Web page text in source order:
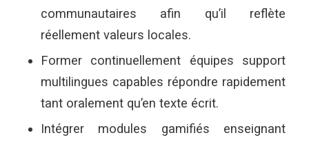
communautaires afin qu’il reflète
réellement valeurs locales.
Former continuellement équipes support
multilingues capables répondre rapidement
tant oralement qu’en texte écrit.
Intégrer modules gamifiés enseignant